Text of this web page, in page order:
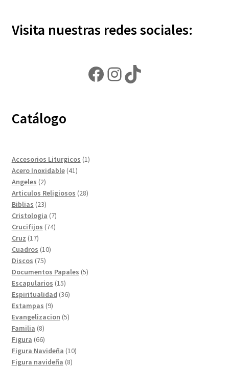
Visita nuestras redes sociales:
Facebook
Instagram
TikTok
Catálogo
Accesorios Liturgicos 11
Acero Inoxidable 4141
Angeles 22
productos
Articulos Religiosos 2828
Biblias 2323
productos
Cristologia 77
productos
Crucifijos 7474
Cruz 1717
productos
Cuadros 1010
Discos 7575
productos
Documentos Papales 55
Escapularios 1515
productos
Espiritualidad 3636
Estampas 99
productos
Evangelizacion 55
Familia 88
productos
Figura 6666
productos
Figura Navideña 1010
Figura navideña 88